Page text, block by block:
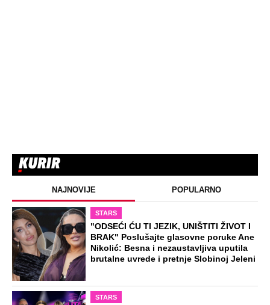
NAJNOVIJE POPULARNO
STARS
"ODSEĆI ĆU TI JEZIK, UNIŠTITI ŽIVOT I
BRAK" Poslušajte glasovne poruke Ane
Nikolić: Besna i nezaustavljiva uputila
brutalne uvrede i pretnje Slobinoj Jeleni
STARS